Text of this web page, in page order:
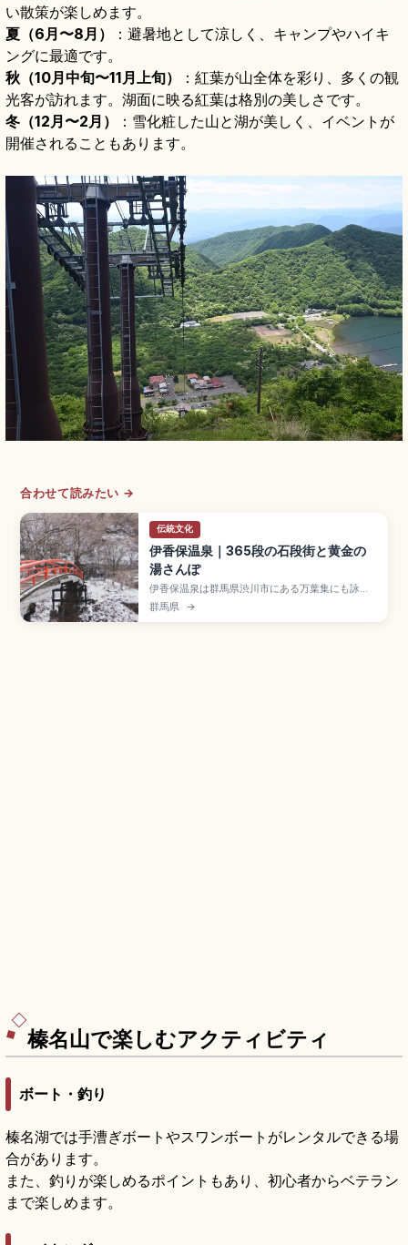
い散策が楽しめます。
夏（6月〜8月）
：避暑地として涼しく、キャンプやハイキ
ングに最適です。
秋（10月中旬〜11月上旬）
：紅葉が山全体を彩り、多くの観
光客が訪れます。湖面に映る紅葉は格別の美しさです。
冬（12月〜2月）
：雪化粧した山と湖が美しく、イベントが
開催されることもあります。
合わせて読みたい →
伝統文化
伊香保温泉｜365段の石段街と黄金の
湯さんぽ
伊香保温泉は群馬県渋川市にある万葉集にも詠ま
れた歴史ある温泉地で、365段の石段街がシンボ
ルのスポット。鉄分を含む茶褐色の「黄金の湯」
群馬県 →
榛名山で楽しむアクティビティ
ボート・釣り
榛名湖では手漕ぎボートやスワンボートがレンタルできる場
合があります。
また、釣りが楽しめるポイントもあり、初心者からベテラン
まで楽しめます。